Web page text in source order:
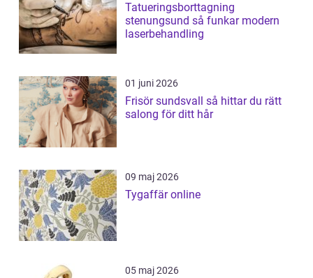
Tatueringsborttagning
stenungsund så funkar modern
laserbehandling
01 juni 2026
Frisör sundsvall så hittar du rätt
salong för ditt hår
09 maj 2026
Tygaffär online
05 maj 2026